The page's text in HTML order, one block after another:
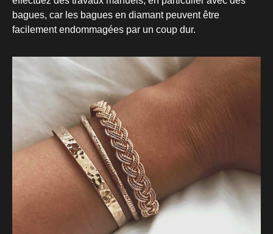
bagues, car les bagues en diamant peuvent être
facilement endommagées par un coup dur.